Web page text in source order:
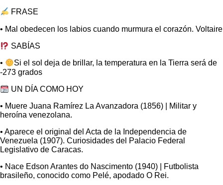
FRASE
• Mal obedecen los labios cuando murmura el corazón. Voltaire
SABÍAS
•
Si el sol deja de brillar, la temperatura en la Tierra será de
-273 grados
UN DÍA COMO HOY
• Muere Juana Ramírez La Avanzadora (1856) | Militar y
heroína venezolana.
• Aparece el original del Acta de la Independencia de
Venezuela (1907). Curiosidades del Palacio Federal
Legislativo de Caracas.
• Nace Edson Arantes do Nascimento (1940) | Futbolista
brasileño, conocido como Pelé, apodado O Rei.